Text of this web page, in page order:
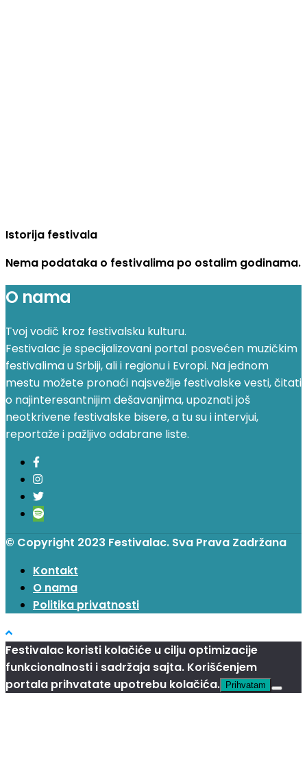
Istorija festivala
Nema podataka o festivalima po ostalim godinama.
O nama
Tvoj vodič kroz festivalsku kulturu.
Festivalac je specijalizovani portal posvećen muzičkim
festivalima u Srbiji, ali i regionu i Evropi. Na jednom
mestu možete pronaći najsvežije festivalske vesti, čitati
o najinteresantnijim dešavanjima, upoznati još
neotkrivene festivalske bisere, a tu su i intervjui,
reportaže i pažljivo odabrane liste.
© Copyright 2023 Festivalac. Sva Prava Zadržana
Kontakt
O nama
Politika privatnosti
Festivalac koristi kolačiće u cilju optimizacije
funkcionalnosti i sadržaja sajta. Korišćenjem
portala prihvatate upotrebu kolačića.
Prihvatam